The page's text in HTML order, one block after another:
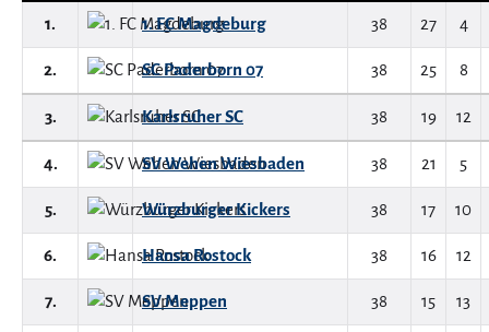
1. 1. FC Magdeburg 38 27 4
2. SC Paderborn 07 38 25 8
3. Karlsruher SC 38 19 12
4. SV Wehen Wiesbaden 38 21 5
5. Würzburger Kickers 38 17 10
6. Hansa Rostock 38 16 12
7. SV Meppen 38 15 13